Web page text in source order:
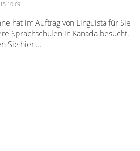
10:09
hat im Auftrag von Linguista für Sie
Sprachschulen in Kanada besucht.
Sie hier ...